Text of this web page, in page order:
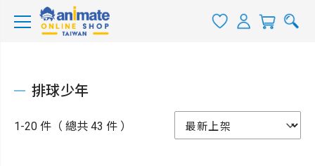
排球少年
1-20 件（ 總共 43 件 ）